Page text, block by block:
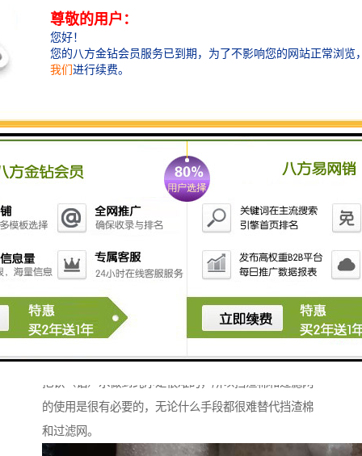
铁（铝）水中。当它们的直径大于0.1mm时上浮很快，
0.002mm左右时，这样子的杂质上浮慢，并且上升速度
不受自重制约，而是受铁（铝）水具有黏性这一特点制
约而悬浮于铁（铝）水中。想不使用挡渣棉和过滤网就
把铁（铝）水做到纯净是很难的，所以挡渣棉和过滤网
的使用是很有必要的，无论什么手段都很难替代挡渣棉
和过滤网。